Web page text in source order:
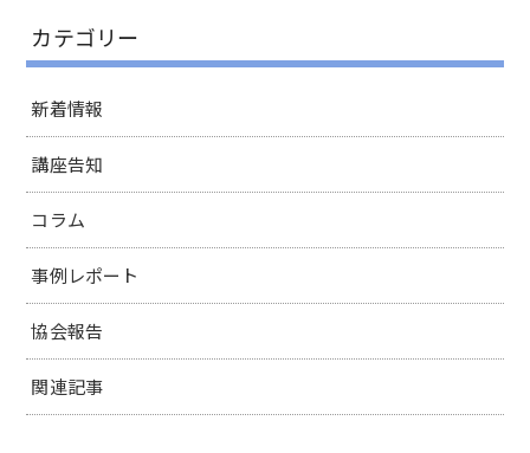
カテゴリー
新着情報
講座告知
コラム
事例レポート
協会報告
関連記事